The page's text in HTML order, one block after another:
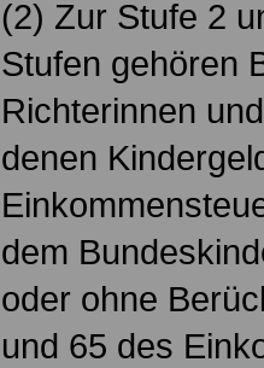
(2) Zur Stufe 2
Stufen gehören
Richterinnen
denen
dem
oder ohne
und 65 des